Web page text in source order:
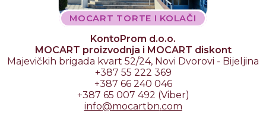
MOCART TORTE I KOLAČI
KontoProm d.o.o.
MOCART proizvodnja i MOCART diskont
Majevičkih brigada kvart 52/24, Novi Dvorovi - Bijeljina
+387 55 222 369
+387 66 240 046
+387 65 007 492 (Viber)
info@mocartbn.com